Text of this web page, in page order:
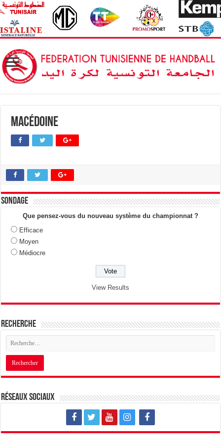
Macédoine
Sondage
Que pensez-vous du nouveau système du championnat ?
Efficace
Moyen
Médiocre
View Results
Recherche
Réseaux sociaux